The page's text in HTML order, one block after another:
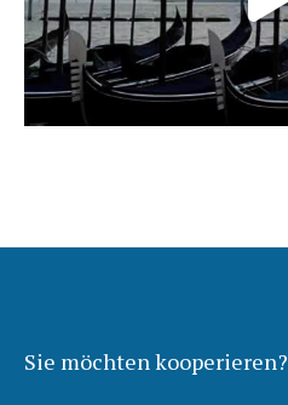
Sie möchten kooperieren?